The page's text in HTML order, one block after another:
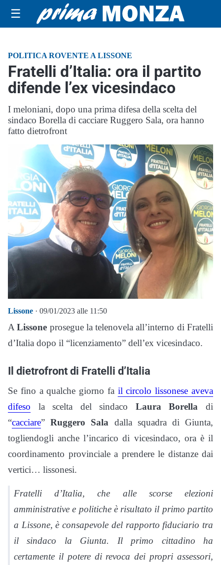
☰
POLITICA ROVENTE A LISSONE
Fratelli d’Italia: ora il partito
difende l’ex vicesindaco
I meloniani, dopo una prima difesa della scelta del
sindaco Borella di cacciare Ruggero Sala, ora hanno
fatto dietrofront
Lissone · 09/01/2023 alle 11:50
ALissone prosegue la telenovela all’interno di Fratelli
d’Italia dopo il “licenziamento” dell’ex vicesindaco.
Il dietrofront di Fratelli d’Italia
Se fino a qualche giorno fa il circolo lissonese aveva
difeso la scelta del sindaco Laura Borella di
“cacciare”Ruggero Sala dalla squadra di Giunta,
togliendogli anche l’incarico di vicesindaco, ora è il
coordinamento provinciale a prendere le distanze dai
vertici… lissonesi.
Fratelli d’Italia, che alle scorse elezioni
amministrative e politiche è risultato il primo partito
a Lissone, è consapevole del rapporto fiduciario tra
il sindaco la Giunta. Il primo cittadino ha
certamente il potere di revoca dei propri assessori,